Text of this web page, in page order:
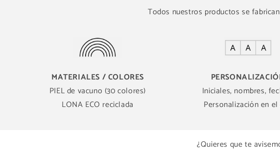
Todos nuestros productos se
MATERIALES / COLORES
PIEL de vacuno (30 colores)
LONA ECO reciclada
Iniciales, nombres,
Personalización en el
¿Quieres que te